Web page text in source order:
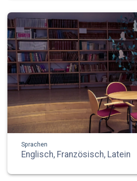
Sprachen
Englisch, Französisch, Latein